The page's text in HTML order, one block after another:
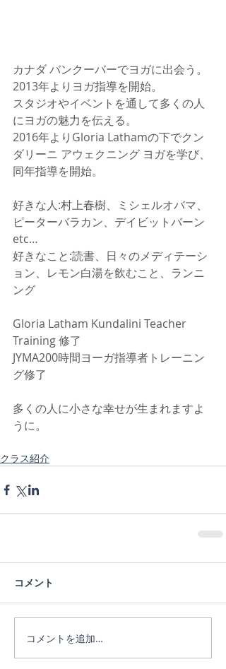
カナダ バンクーバーでヨガに出会う。
2013年よりヨガ指導を開始。
スタジオやイベントを通して多くの人
にヨガの魅力を伝える。
2016年よりGloria Lathamの下でクン
ダリーニ アウェクニング ヨガを学び、
同年指導を開始。
好きな人:村上春樹、ミシェルオバマ、
ピーターバラカン、デイビットバーン
etc…
好きなこと:読書、日々のメディテーシ
ョン、レモン白湯を飲むこと、ランニ
ング
Gloria Latham Kundalini Teacher
Training 修了
JYMA200時間ヨーガ指導者トレーニン
グ修了
多くの人に小さな幸せが生まれますよ
うに。
クラス紹介
コメント
コメントを追加…